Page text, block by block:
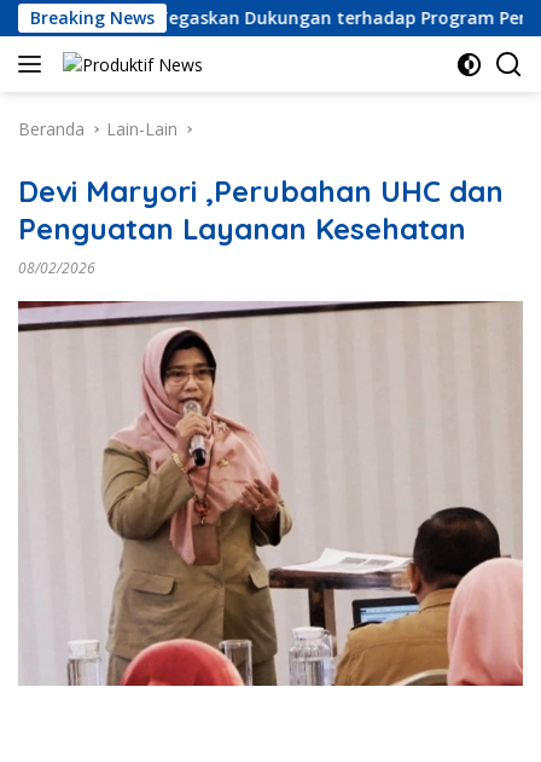
Langsung
ke
konten
Breaking News
Raya) Tegaskan Dukungan terhadap Program Pemerintah
Beranda Lain-Lain
Devi Maryori ,Perubahan UHC dan
Penguatan Layanan Kesehatan
08/02/2026